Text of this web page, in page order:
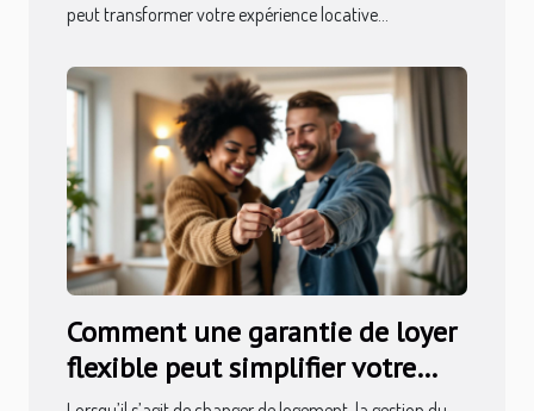
peut transformer votre expérience locative...
Comment une garantie de loyer
flexible peut simplifier votre